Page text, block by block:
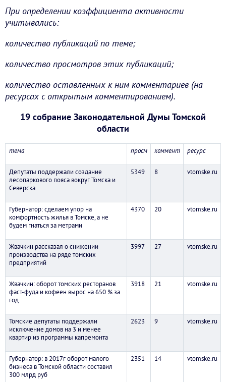
При определении коэффициента активности
учитывались:
количество публикаций по теме;
количество просмотров этих публикаций;
количество оставленных к ним комментариев (на
ресурсах с открытым комментированием).
19 собрание Законодательной Думы Томской
области
тема просм коммент ресурс
Депутаты поддержали создание
лесопаркового пояса вокруг Томска и
Северска
5349 8 vtomske.ru
Губернатор: сделаем упор на
комфортность жилья в Томске, а не
будем гнаться за метрами
4370 20 vtomske.ru
Жвачкин рассказал о снижении
производства на ряде томских
предприятий
3997 27 vtomske.ru
Жвачкин: оборот томских ресторанов
фаст-фуда и кофеен вырос на 650 % за
год
3918 21 vtomske.ru
Томские депутаты поддержали
исключение домов на 3 и менее
квартир из программы капремонта
2623 9 vtomske.ru
Губернатор: в 2017г оборот малого
бизнеса в Томской области составил
300 млрд руб
2351 14 vtomske.ru